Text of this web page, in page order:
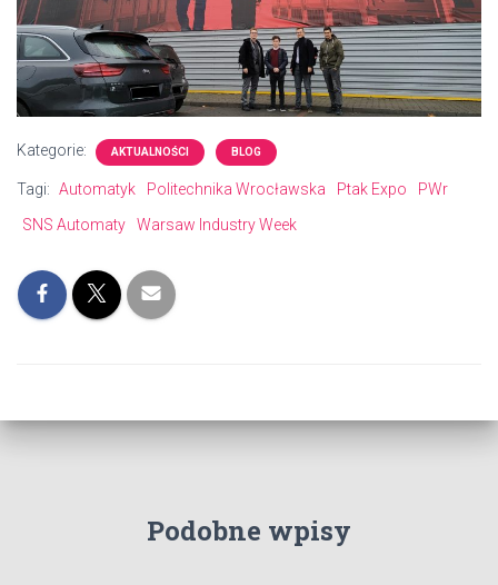
Kategorie: AKTUALNOŚCI BLOG
Tagi: Automatyk Politechnika Wrocławska Ptak Expo
PWr
SNS Automaty
Warsaw Industry Week
Podobne wpisy